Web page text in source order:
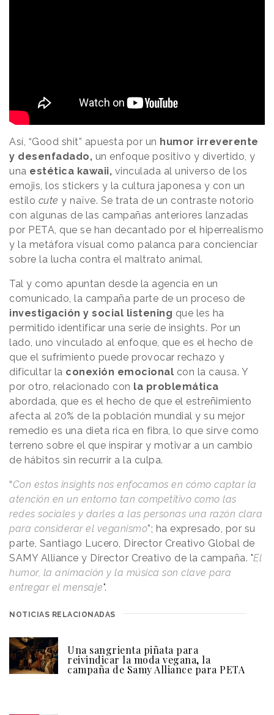
Así, “Good shit” apuesta por un humor irreverente
y desenfadado, un enfoque positivo y divertido, y
una estética kawaii, vinculada al universo de los
emojis, los stickers y la cultura japonesa y con un
estilo cute y naïve. Se trata de un contraste notorio
con algunas de las campañas anteriores lanzadas
por PETA, que se han decantado por el hiperrealismo
y la metáfora visual como palanca para concienciar
sobre la lucha contra el maltrato animal.
Tal y como apuntan desde la agencia en un
comunicado, la campaña parte de un proceso de
investigación y social listening que les ha
permitido identificar una serie de insights. Por un
lado, uno vinculado al enfoque, que es el hecho de
que el sufrimiento puede provocar rechazo y
dificultar la conexión emocional con la causa. Y
por otro, relacionado con la problemática
abordada, que es el hecho de que el estreñimiento
afecta al 20% de la población mundial y su mejor
remedio es una dieta rica en fibra, lo que sirve como
terreno sobre el que inspirar y motivar a un cambio
de hábitos sin recurrir a la culpa.
“Con estos insights nos enfocamos en cómo captar la
atención en un entorno tan competitivo como las
redes sociales y darles a las personas una razón clara
para considerar el veganismo”; ha expresado, por su
parte, Santiago Lucero, Director Creativo Global de
SAMY Alliance y Director Creativo de la campaña. "El
humor, la animación y la música son clave para
entregar el mensaje".
NOTICIAS RELACIONADAS
Una sangrienta piñata para
reivindicar la moda vegana, la
campaña de Samy Alliance para PETA